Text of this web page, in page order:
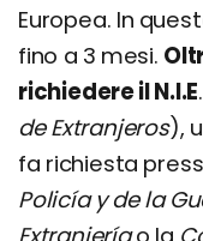
Europea. In
fino a 3 mesi.
richiedere il N.I.E
de Extranjeros),
fa richiesta
Policía y de la